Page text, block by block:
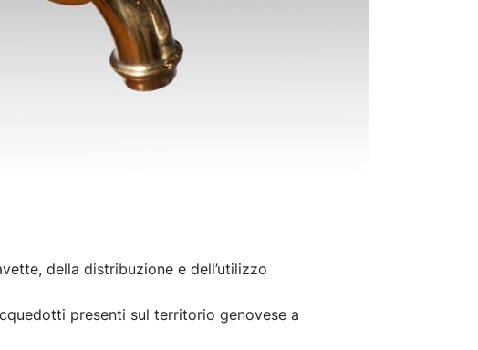
della distribuzione e dell’utilizzo
presenti sul territorio genovese a